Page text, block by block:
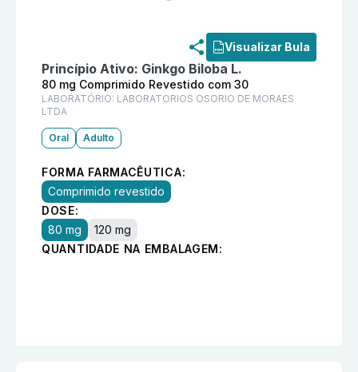
Informações detalhadas do produtoGinkgo Biloba
Visualizar Bula
Princípio Ativo: Ginkgo Biloba L.
80 mg Comprimido Revestido com 30
LABORATÓRIO: LABORATORIOS OSORIO DE MORAES
LTDA
Oral Adulto
FORMA FARMACÊUTICA:
Comprimido revestido
DOSE:
80 mg
120 mg
QUANTIDADE NA EMBALAGEM: